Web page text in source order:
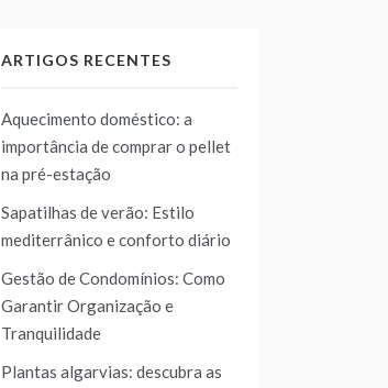
ARTIGOS RECENTES
Aquecimento doméstico: a
importância de comprar o pellet
na pré-estação
Sapatilhas de verão: Estilo
mediterrânico e conforto diário
Gestão de Condomínios: Como
Garantir Organização e
Tranquilidade
Plantas algarvias: descubra as